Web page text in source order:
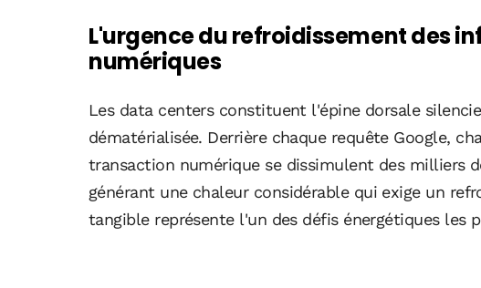
L'urgence du refroidissement des
numériques
Les data centers constituent l'épine dorsale
dématérialisée. Derrière chaque requête Google,
transaction numérique se dissimulent des milliers
générant une chaleur considérable qui exige un
tangible représente l'un des défis énergétiques les